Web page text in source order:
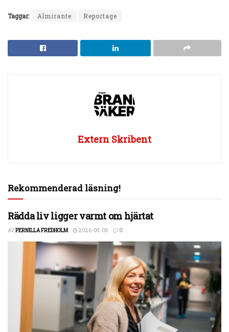
Taggar: Almirante Reportage
Extern Skribent
Rekommenderad läsning!
Rädda liv ligger varmt om hjärtat
AVPERNILLA FREDHOLM 2026-05-08 0